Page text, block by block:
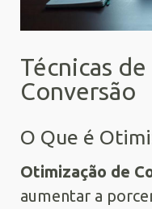
Técnicas
Conversão
O Que é
Otimização de
aumentar a